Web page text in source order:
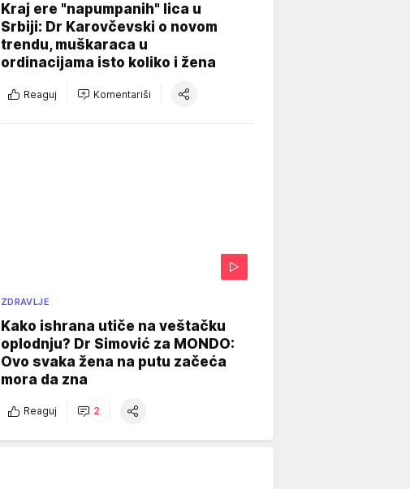
Kraj ere "napumpanih" lica u
Srbiji: Dr Karovčevski o novom
trendu, muškaraca u
ordinacijama isto koliko i žena
Reaguj Komentariši
ZDRAVLJE
Kako ishrana utiče na veštačku
oplodnju? Dr Simović za MONDO:
Ovo svaka žena na putu začeća
mora da zna
Reaguj 2